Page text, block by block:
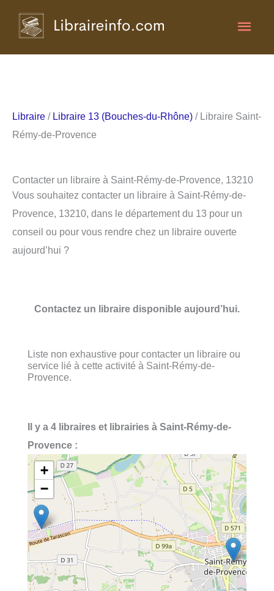
Libraire / Libraire 13 (Bouches-du-Rhône) / Libraire Saint-
Rémy-de-Provence
Contacter un libraire à Saint-Rémy-de-Provence, 13210
Vous souhaitez contacter un libraire à Saint-Rémy-de-
Provence, 13210, dans le département du 13 pour un
conseil ou pour vous rendre chez un libraire ouverte
aujourd’hui ?
Contactez un libraire disponible aujourd’hui.
Liste non exhaustive pour contacter un libraire ou
service lié à cette activité à Saint-Rémy-de-
Provence.
Il y a 4 libraires et librairies à Saint-Rémy-de-
Provence :
+
−